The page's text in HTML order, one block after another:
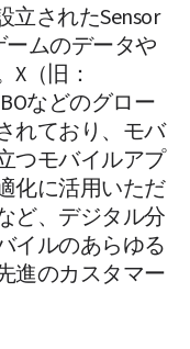
立されたSensor
ムのデータや
（旧：
などのグロー
れており、モバ
つモバイルアプ
化に活用いただ
ど、デジタル分
イルのあらゆる
進のカスタマー